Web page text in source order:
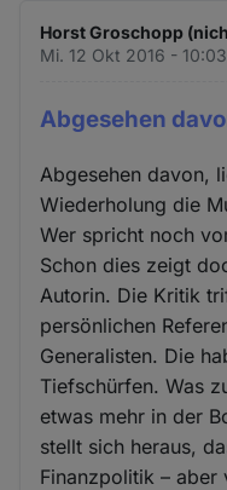
Horst Groschopp
Mi. 12 Okt 2016 - 10:03
Abgesehen
Abgesehen davon,
Wiederholung die
Wer spricht noch
Schon dies zeigt
Autorin. Die Kritik
persönlichen
Generalisten. Die
Tiefschürfen. Was
etwas mehr in der
stellt sich heraus,
Finanzpolitik – aber